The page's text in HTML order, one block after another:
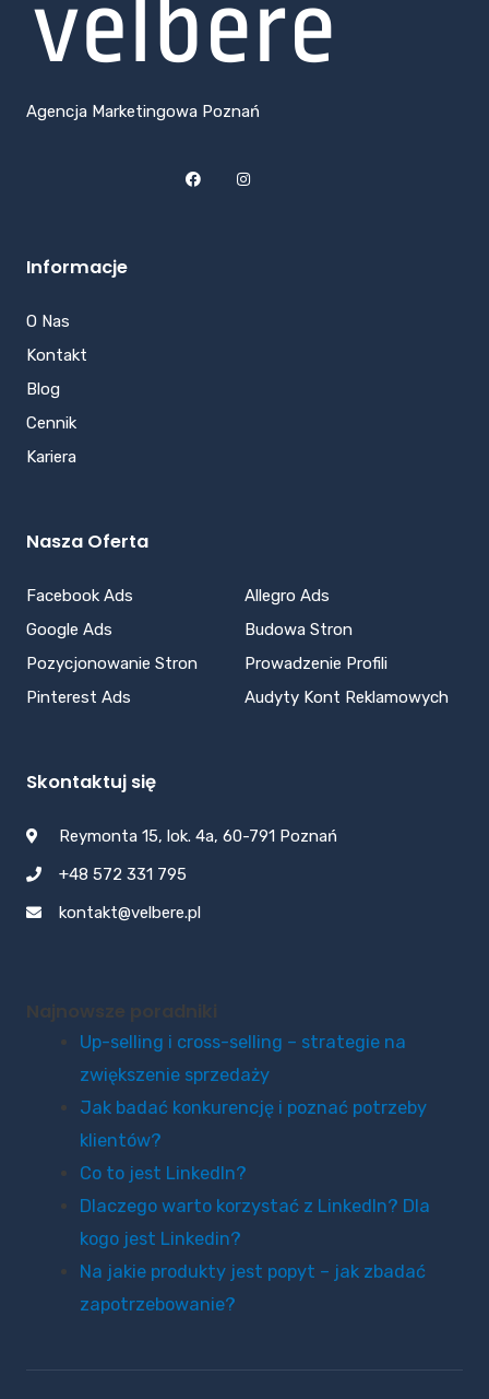
Agencja Marketingowa Poznań
Informacje
O Nas
Kontakt
Blog
Cennik
Kariera
Nasza Oferta
Facebook Ads
Google Ads
Pozycjonowanie Stron
Pinterest Ads
Allegro Ads
Budowa Stron
Prowadzenie Profili
Audyty Kont Reklamowych
Skontaktuj się
Reymonta 15, lok. 4a, 60-791 Poznań
+48 572 331 795
kontakt@velbere.pl
Najnowsze poradniki
Up-selling i cross-selling – strategie na
zwiększenie sprzedaży
Jak badać konkurencję i poznać potrzeby
klientów?
Co to jest LinkedIn?
Dlaczego warto korzystać z LinkedIn? Dla
kogo jest Linkedin?
Na jakie produkty jest popyt – jak zbadać
zapotrzebowanie?